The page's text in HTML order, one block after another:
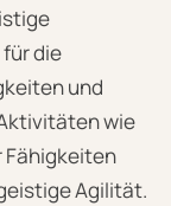
die
und
wie
Fähigkeiten
Agilität.